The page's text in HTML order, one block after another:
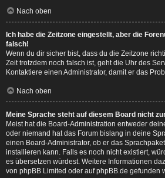
Nach oben
Ich habe die Zeitzone eingestellt, aber die
falsch!
Wenn du dir sicher bist, dass du die Zeitzone
Zeit trotzdem noch falsch ist, geht die Uhr des
Kontaktiere einen Administrator, damit er das
Nach oben
Meine Sprache steht auf diesem Board nicht
Meist hat die Board-Administration entweder
oder niemand hat das Forum bislang in deine
einen Board-Administrator, ob er das
installieren kann. Falls es noch nicht existiert,
es übersetzen würdest. Weitere Informationen
von phpBB Limited oder aufphpBB.de gefunden